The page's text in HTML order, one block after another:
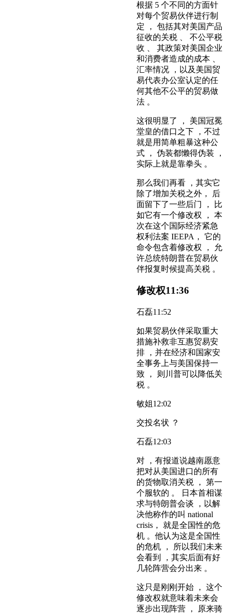
根据 5 个不同的方面针
对每个贸易伙伴进行制
定 ， 包括其对美国产品
征收的关税 、 不公平税
收 、 其政策对美国企业
和消费者造成的成本 、
汇率情况 ，以及美国贸
易代表办公室认定的任
何其他不公平的贸易做
法 。
这很明显了 ， 美国冠冕
堂皇的借口之下 ，不过
就是用简单粗暴这种公
式 ， 伪装都懒得伪装 ，
实际上就是靠拳头 。
那么我们再看 ，其实它
除了增加关税之外， 后
面留下了一些后门 ， 比
如它有一个修改权 ， 本
次在这个国际经济紧急
权利法案 IEEPA， 它的
命令包含着修改权 ， 允
许总统特朗普在贸易伙
伴报复时候提高关税 。
修改权11:36
石磊11:52
如果贸易伙伴采取重大
措施补救非互惠贸易安
排 ，并在经济和国家安
全事务上与美国保持一
致 ， 则川普可以降低关
税 。
敏姐12:02
交投名状 ？
石磊12:03
对 ，有报道说越南愿意
把对从美国进口的所有
的货物取消关税 ， 第一
个服软的 。 日本首相谋
求与特朗普会谈 ，以解
决他称作的叫 national
crisis， 就是全国性的危
机 。他认为这是全国性
的危机 ， 所以我们未来
会看到 ，其实后面有好
几轮阵营会分出来 。
这只是刚刚开始 ， 这个
修改权就意味着未来会
逐步出现阵营 ， 原来骑